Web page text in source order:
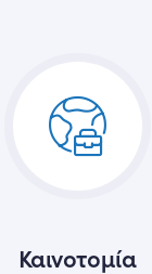
Καινοτομία